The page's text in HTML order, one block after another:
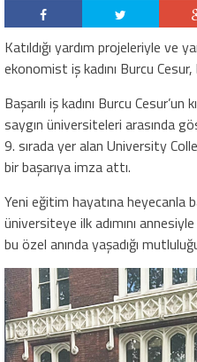
Katıldığı yardım projeleriyle ve
ekonomist iş kadını Burcu
Başarılı iş kadını Burcu
saygın üniversiteleri arasında
9. sırada yer alan University
bir başarıya imza attı.
Yeni eğitim hayatına heyecanla
üniversiteye ilk adımını
bu özel anında yaşadığı